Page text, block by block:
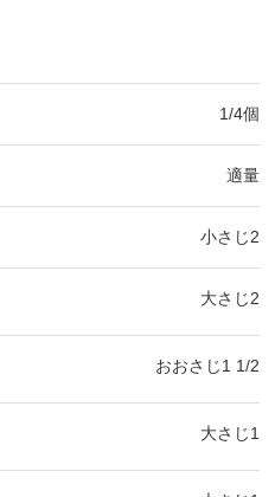
1/4個
適量
小さじ2
大さじ2
おおさじ1 1/2
大さじ1